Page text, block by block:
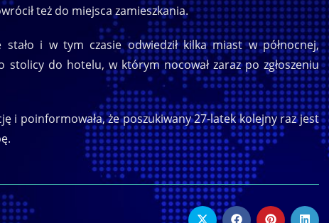
też do miejsca zamieszkania.
i w tym czasie odwiedził kilka miast w północnej,
do hotelu, w którym nocował zaraz po zgłoszeniu
i poinformowała, że poszukiwany 27-latek kolejny raz jest